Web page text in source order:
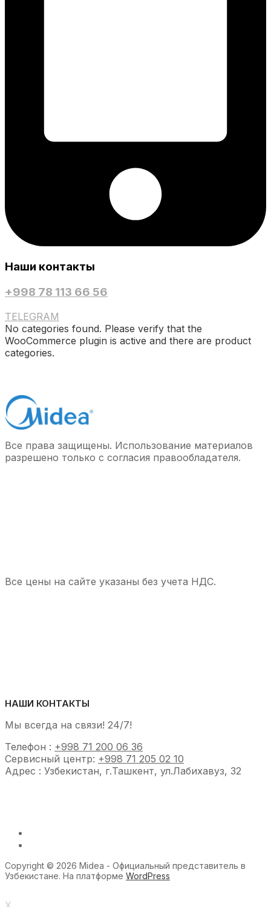
Наши контакты
+998 78 113 66 56
TELEGRAM
No categories found. Please verify that the
WooCommerce plugin is active and there are product
categories.
Все права защищены. Использование материалов
разрешено только с согласия правообладателя.
Все цены на сайте указаны без учета НДС.
НАШИ КОНТАКТЫ
Мы всегда на связи! 24/7!
Телефон : +998 71 200 06 36
Сервисный центр: +998 71 205 02 10
Адрес : Узбекистан, г.Ташкент, ул.Лабихавуз, 32
Copyright © 2026 Midea - Официальный представитель в
Узбекистане. На платформе WordPress